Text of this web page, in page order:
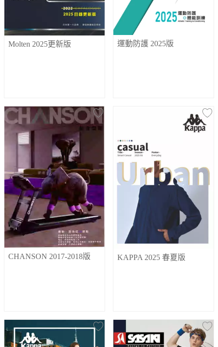
Molten 2025更新版 運動防護 2025版
CHANSON 2017-2018版 KAPPA 2025 春夏版